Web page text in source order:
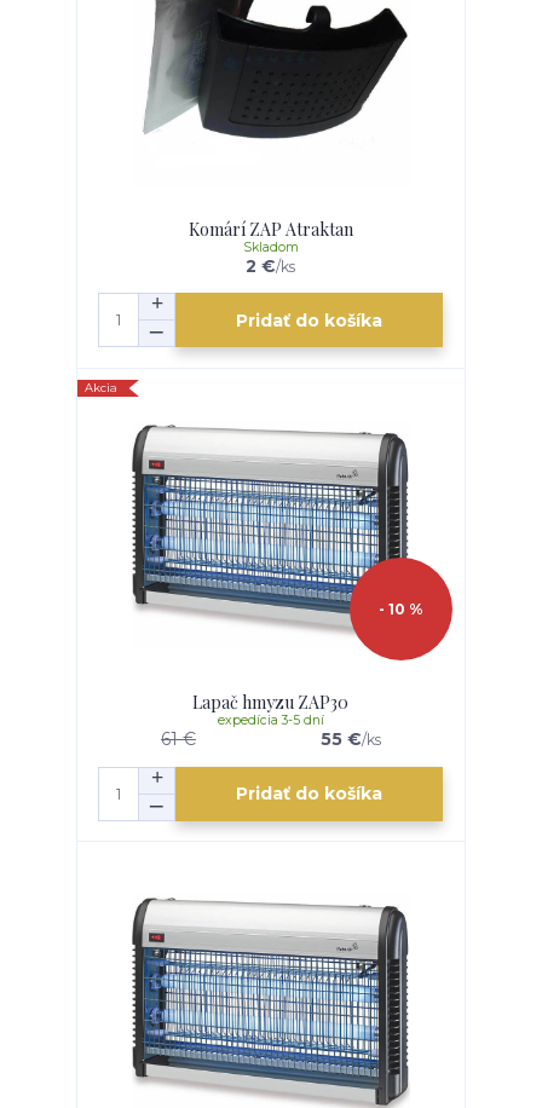
Komárí ZAP Atraktan
2 €/ks
Skladom
Pridať do košíka
Akcia
- 10 %
Lapač hmyzu ZAP30
61 € 55 €/ks
expedícia 3-5 dní
Pridať do košíka